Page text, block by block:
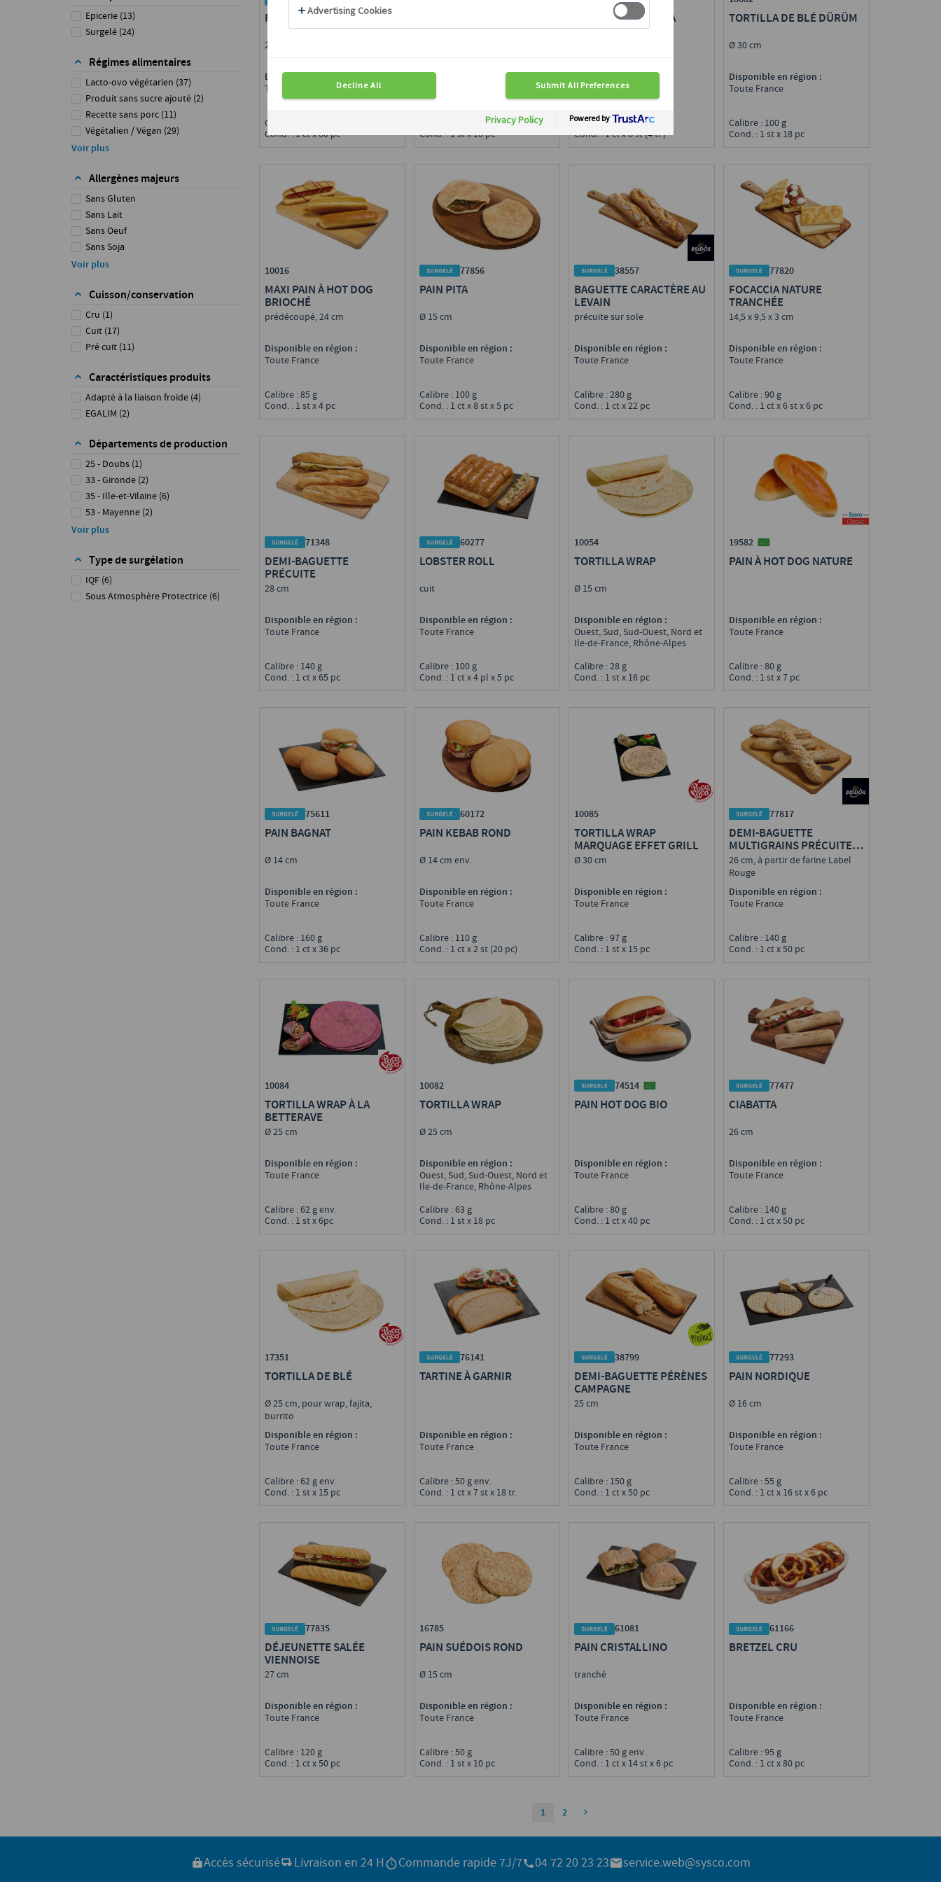
Epicerie (13)
Surgelé (24)
Régimes alimentaires
Lacto-ovo végétarien (37)
Produit sans sucre ajouté (2)
Recette sans porc (11)
Végétalien / Végan (29)
Végétarien
Voir plus
Allergènes majeurs
Sans Gluten
Sans Lait
Sans Oeuf
Sans Soja
Sans Sésame
Voir plus
Cuisson/conservation
Cru (1)
Cuit (17)
Pré cuit (11)
Caractéristiques produits
Adapté à la liaison froide (4)
EGALIM (2)
Départements de production
25 - Doubs (1)
33 - Gironde (2)
35 - Ille-et-Vilaine (6)
53 - Mayenne (2)
57 - Moselle
60 - Oise(1)
62 - Pas-de-Calais
67 - Bas-Rhin (1)
Voir plus
Type de surgélation
IQF (6)
Sous Atmosphère Protectrice (6)
PANINI PRÉCUIT
26 cm
Disponible en région :
Toute France
Calibre : 130 g
Cond. : 1 ct x 60 pc
Disponible en région :
Cond. : 1 st x 18 pc
PAIN À BRUSCHETTA
Disponible en région :
Toute France
Calibre : 100 g
Cond. : 1 ct x 8 st (4 tr.)
TORTILLA DE BLÉ DÜRÜM
Ø 30 cm
Disponible en région :
Toute France
Calibre : 100 g
Cond. : 1 st x 18 pc
10016
MAXI PAIN À HOT DOG
BRIOCHÉ
prédécoupé, 24 cm
Disponible en région :
Toute France
Calibre : 85 g
Cond. : 1 st x 4 pc
77856
PAIN PITA
Ø 15 cm
Disponible en région :
Toute France
Calibre : 100 g
Cond. : 1 ct x 8 st x 5 pc
38557
BAGUETTE CARACTÈRE AU
LEVAIN
précuite sur sole
Disponible en région :
Toute France
Calibre : 280 g
Cond. : 1 ct x 22 pc
77820
FOCACCIA NATURE
TRANCHÉE
14,5 x 9,5 x 3 cm
Disponible en région :
Toute France
Calibre : 90 g
Cond. : 1 ct x 6 st x 6 pc
71348
DEMI-BAGUETTE
PRÉCUITE
28 cm
Disponible en région :
Toute France
Calibre : 140 g
Cond. : 1 ct x 65 pc
60277
LOBSTER ROLL
cuit
Disponible en région :
Toute France
Calibre : 100 g
Cond. : 1 ct x 4 pl x 5 pc
10054
TORTILLA WRAP
Ø 15 cm
Disponible en région :
Ouest, Sud, Sud-Ouest, Nord et
Ile-de-France, Rhône-Alpes
Calibre : 28 g
Cond. : 1 st x 16 pc
19582
PAIN À HOT DOG NATURE
Disponible en région :
Toute France
Calibre : 80 g
Cond. : 1 st x 7 pc
75611
PAIN BAGNAT
Ø 14 cm
Disponible en région :
Toute France
Calibre : 160 g
Cond. : 1 ct x 36 pc
60172
PAIN KEBAB ROND
Ø 14 cm env.
Disponible en région :
Toute France
Calibre : 110 g
Cond. : 1 ct x 2 st (20 pc)
10085
TORTILLA WRAP
MARQUAGE EFFET GRILL
Ø 30 cm
Disponible en région :
Toute France
Calibre : 97 g
Cond. : 1 st x 15 pc
77817
DEMI-BAGUETTE
MULTIGRAINS PRÉCUITE
SUR SOLE
26 cm, à partir de farine Label
Rouge
Disponible en région :
Toute France
Calibre : 140 g
Cond. : 1 ct x 50 pc
10084
TORTILLA WRAP À LA
BETTERAVE
Ø 25 cm
Disponible en région :
Toute France
Calibre : 62 g env.
Cond. : 1 st x 6pc
10082
TORTILLA WRAP
Ø 25 cm
Disponible en région :
Ouest, Sud, Sud-Ouest, Nord et
Ile-de-France, Rhône-Alpes
Calibre : 63 g
Cond. : 1 st x 18 pc
74514
PAIN HOT DOG BIO
Disponible en région :
Toute France
Calibre : 80 g
Cond. : 1 ct x 40 pc
77477
CIABATTA
26 cm
Disponible en région :
Toute France
Calibre : 140 g
Cond. : 1 ct x 50 pc
17351
TORTILLA DE BLÉ
Ø 25 cm, pour wrap, fajita,
burrito
Disponible en région :
Toute France
Calibre : 62 g env.
Cond. : 1 st x 15 pc
76141
TARTINE À GARNIR
Disponible en région :
Toute France
Calibre : 50 g env.
Cond. : 1 ct x 7 st x 18 tr.
38799
DEMI-BAGUETTE PÉRÈNES
CAMPAGNE
25 cm
Disponible en région :
Toute France
Calibre : 150 g
Cond. : 1 ct x 50 pc
77293
PAIN NORDIQUE
Ø 16 cm
Disponible en région :
Toute France
Calibre : 55 g
Cond. : 1 ct x 16 st x 6 pc
77835
DÉJEUNETTE SALÉE
VIENNOISE
27 cm
Disponible en région :
Toute France
Calibre : 120 g
Cond. : 1 ct x 50 pc
16785
PAIN SUÉDOIS ROND
Ø 15 cm
Disponible en région :
Toute France
Calibre : 50 g
Cond. : 1 st x 10 pc
61081
PAIN CRISTALLINO
tranché
Disponible en région :
Toute France
Calibre : 50 g env.
Cond. : 1 ct x 14 st x 6 pc
61166
BRETZEL CRU
Disponible en région :
Toute France
Calibre : 95 g
Cond. : 1 ct x 80 pc
1 2
Accès sécurisé Livraison en 24 H Commande rapide 7J/7 04 72 20 23 23 service.web@sysco.com